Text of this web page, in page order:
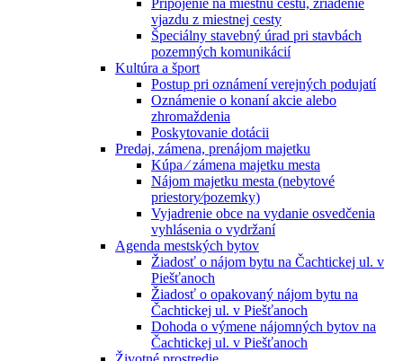
Pripojenie na miestnu cestu, zriadenie
vjazdu z miestnej cesty
Špeciálny stavebný úrad pri stavbách
pozemných komunikácií
Kultúra a šport
Postup pri oznámení verejných podujatí
Oznámenie o konaní akcie alebo
zhromaždenia
Poskytovanie dotácii
Predaj, zámena, prenájom majetku
Kúpa ⁄ zámena majetku mesta
Nájom majetku mesta (nebytové
priestory⁄pozemky)
Vyjadrenie obce na vydanie osvedčenia
vyhlásenia o vydržaní
Agenda mestských bytov
Žiadosť o nájom bytu na Čachtickej ul. v
Piešťanoch
Žiadosť o opakovaný nájom bytu na
Čachtickej ul. v Piešťanoch
Dohoda o výmene nájomných bytov na
Čachtickej ul. v Piešťanoch